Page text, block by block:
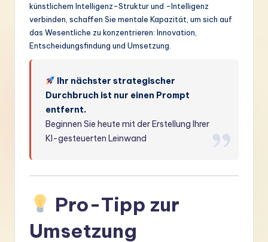
künstlichem Intelligenz-Struktur und -Intelligenz
verbinden, schaffen Sie mentale Kapazität, um sich auf
das Wesentliche zu konzentrieren: Innovation,
Entscheidungsfindung und Umsetzung.
Ihr nächster strategischer
Durchbruch ist nur einen Prompt
entfernt.
Beginnen Sie heute mit der Erstellung Ihrer
KI-gesteuerten Leinwand
Pro-Tipp zur
Umsetzung